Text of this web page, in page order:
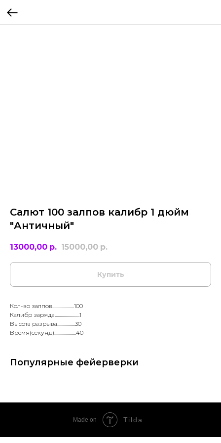
Салют 100 залпов калибр 1 дюйм
"Античный"
13000,00 р. 15000,00 р.
Купить
Кол-во залпов......................100
Калибр заряда.........................1
Высота разрыва..................30
Время(секунд)......................40
Популярные фейерверки
Made on Tilda